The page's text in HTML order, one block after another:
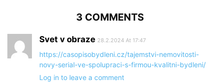
3 COMMENTS
Svet v obraze 28.2.2024 At 17:47
https://casopisobydleni.cz/tajemstvi-nemovitosti-
novy-serial-ve-spolupraci-s-firmou-kvalitni-bydleni/
Log in to leave a comment